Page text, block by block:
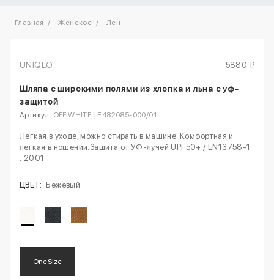
Главная Женское Лен
UNIQLO 5880 ₽
Шляпа с широкими полями из хлопка и льна с уф-
защитой
Артикул: OFF WHITE | E482085-000/01
Легкая в уходе, можно стирать в машине. Комфортная и
легкая в ношении.Защита от УФ-лучей UPF50+ / EN13758-1
: 2001
ЦВЕТ: Бежевый
One Size